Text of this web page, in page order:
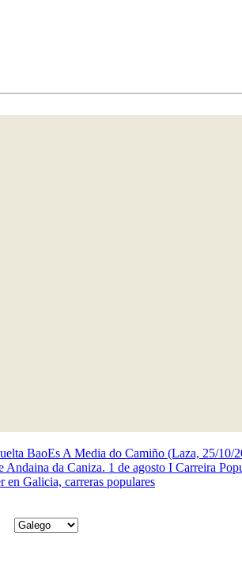
BaoEs A Media do Camiño (Laza, 25/10/
Andaina da Caniza. 1 de agosto I Carreira
en Galicia, carreras populares